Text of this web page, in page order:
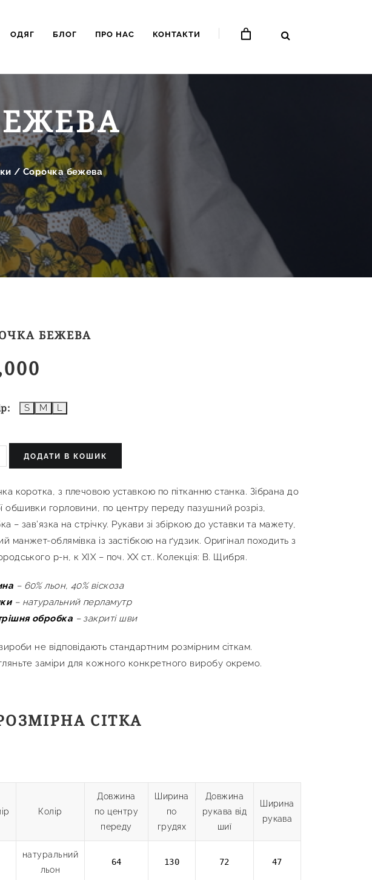
ОДЯГ БЛОГ ПРО НАС КОНТАКТИ
/ Сорочка бежева
БЕЖЕВА
S M L
ДОДАТИ В КОШИК
коротка, з плечовою уставкою по пітканню станка. Зібрана до
обшивки горловини, по центру переду пазушний розріз,
– зав’язка на стрічку. Рукави зі збіркою до уставки та мажету,
манжет-облямівка із застібкою на ґудзик. Оригінал походить з
р-н, к XIX – поч. XX ст.. Колекція: В. Щибря.
– 60% льон, 40% віскоза
– натуральний перламутр
обробка – закриті шви
не відповідають стандартним розмірним сіткам.
заміри для кожного конкретного виробу окремо.
СІТКА
Колір
Довжина
по центру
переду
Ширина
по
грудях
Довжина
рукава від
шиї
Ширина
рукава
натуральний
льон
64 130 72 47